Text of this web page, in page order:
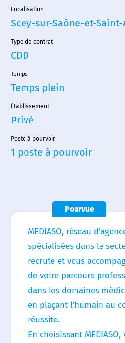
Nos agences
Nos actualités
Nos offres d’emploi
Contact
Localisation
Scey-sur-Saône-et-Saint-
Type de contrat
CDD
Temps
Temps plein
Établissement
Privé
Poste à pourvoir
1 poste à pourvoir
Pourvue
MEDIASO, réseau
spécialisées dans le
recrute et vous
de votre parcours
dans les domaines
en plaçant l’humain au
réussite.
En choisissant